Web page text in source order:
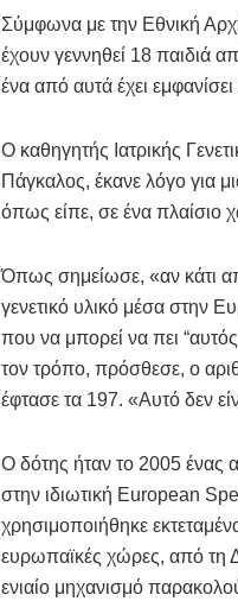
Σύμφωνα με την Εθνική
έχουν γεννηθεί 18 παιδιά
ένα από αυτά έχει
Ο καθηγητής Ιατρικής
Πάγκαλος, έκανε λόγο για
όπως είπε, σε ένα πλαίσιο
Όπως σημείωσε, «αν κάτι
γενετικό υλικό μέσα στην
που να μπορεί να πει
τον τρόπο, πρόσθεσε, ο
έφτασε τα 197. «Αυτό δεν
Ο δότης ήταν το 2005 ένας
στην ιδιωτική European
χρησιμοποιήθηκε
ευρωπαϊκές χώρες, από τη
ενιαίο μηχανισμό